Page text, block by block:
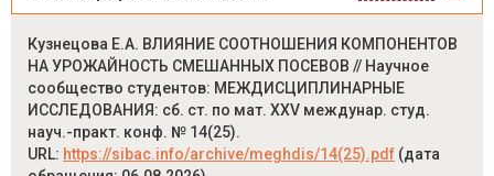
Кузнецова Е.А. ВЛИЯНИЕ СООТНОШЕНИЯ КОМПОНЕНТОВ
НА УРОЖАЙНОСТЬ СМЕШАННЫХ ПОСЕВОВ // Научное
сообщество студентов: МЕЖДИСЦИПЛИНАРНЫЕ
ИССЛЕДОВАНИЯ: сб. ст. по мат. XXV междунар. студ.
науч.-практ. конф. № 14(25).
URL: https://sibac.info/archive/meghdis/14(25).pdf (дата